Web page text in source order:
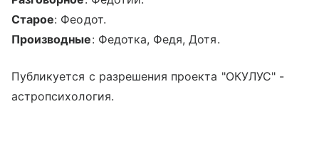
Старое: Феодот.
Производные: Федотка, Федя, Дотя.
Публикуется с разрешения проекта "ОКУЛУС" -
астропсихология.